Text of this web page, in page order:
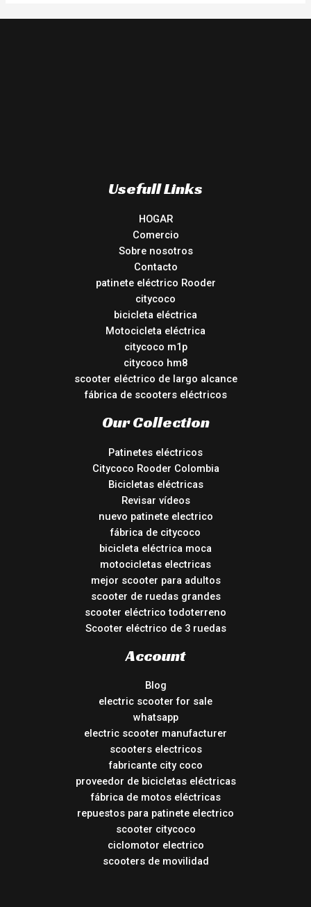
Usefull Links
HOGAR
Comercio
Sobre nosotros
Contacto
patinete eléctrico Rooder
citycoco
bicicleta eléctrica
Motocicleta eléctrica
citycoco m1p
citycoco hm8
scooter eléctrico de largo alcance
fábrica de scooters eléctricos
Our Collection
Patinetes eléctricos
Citycoco Rooder Colombia
Bicicletas eléctricas
Revisar vídeos
nuevo patinete electrico
fábrica de citycoco
bicicleta eléctrica moca
motocicletas electricas
mejor scooter para adultos
scooter de ruedas grandes
scooter eléctrico todoterreno
Scooter eléctrico de 3 ruedas
Account
Blog
electric scooter for sale
whatsapp
electric scooter manufacturer
scooters electricos
fabricante city coco
proveedor de bicicletas eléctricas
fábrica de motos eléctricas
repuestos para patinete electrico
scooter citycoco
ciclomotor electrico
scooters de movilidad